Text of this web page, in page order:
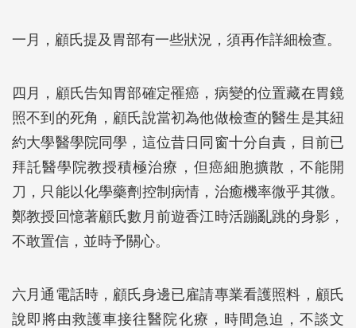
一月，顧氏提及胃部有一些狀況，須再作詳細檢查。
四月，顧氏告知胃部確定罹癌，病變的位置藏在胃鏡
照不到的死角，顧氏說當初為他做檢查的醫生是其紐
約大學醫學院同學，這位昔日同窗十分自責，目前已
拜託醫學院教授積極治療，但癌細胞擴散，不能開
刀，只能以化學藥劑控制病情，治癒機率微乎其微。
鄭教授回憶著顧氏數月前遊香江時活蹦亂跳的身影，
不敢置信，並時予關心。
六月通電話時，顧氏身邊已雇請專業看護照料，顧氏
說即將由救護車接往醫院化療，時間急迫，不談文